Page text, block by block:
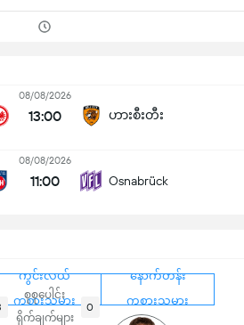
08/08/2026
13:00 ဟားစီးတီး
08/08/2026
11:00 Osnabrück
ကွင်းလယ်
ကစားသမား
နောက်တန်း
ကစားသမား
စုစုပေါင်း
ရိုက်ချက်များ
0